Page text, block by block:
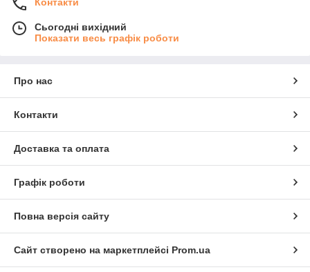
Контакти
Сьогодні вихідний
Показати весь графік роботи
Про нас
Контакти
Доставка та оплата
Графік роботи
Повна версія сайту
Сайт створено на маркетплейсі Prom.ua